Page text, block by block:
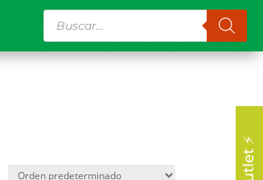
Búsqueda
de
productos